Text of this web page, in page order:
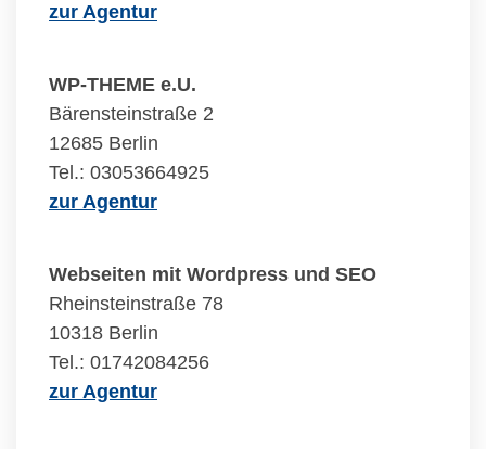
zur Agentur
WP-THEME e.U.
Bärensteinstraße 2
12685 Berlin
Tel.: 03053664925
zur Agentur
Webseiten mit Wordpress und SEO
Rheinsteinstraße 78
10318 Berlin
Tel.: 01742084256
zur Agentur